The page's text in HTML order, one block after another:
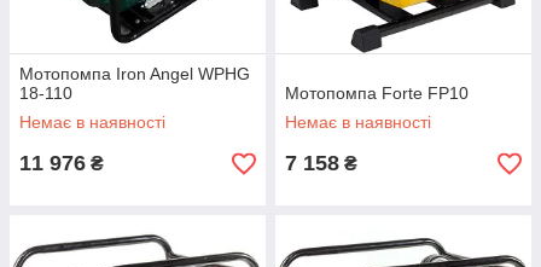
Мотопомпа Iron Angel WPHG
18-110
Немає в наявності
11 976 ₴
Мотопомпа Forte FP10
Немає в наявності
7 158 ₴